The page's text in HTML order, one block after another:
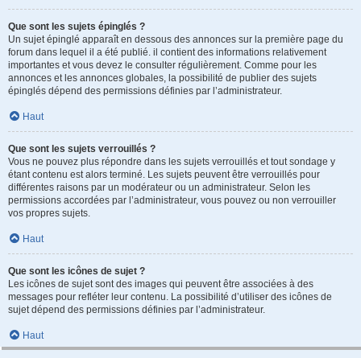
Que sont les sujets épinglés ?
Un sujet épinglé apparaît en dessous des annonces sur la première page du
forum dans lequel il a été publié. il contient des informations relativement
importantes et vous devez le consulter régulièrement. Comme pour les
annonces et les annonces globales, la possibilité de publier des sujets
épinglés dépend des permissions définies par l’administrateur.
Haut
Que sont les sujets verrouillés ?
Vous ne pouvez plus répondre dans les sujets verrouillés et tout sondage y
étant contenu est alors terminé. Les sujets peuvent être verrouillés pour
différentes raisons par un modérateur ou un administrateur. Selon les
permissions accordées par l’administrateur, vous pouvez ou non verrouiller
vos propres sujets.
Haut
Que sont les icônes de sujet ?
Les icônes de sujet sont des images qui peuvent être associées à des
messages pour refléter leur contenu. La possibilité d’utiliser des icônes de
sujet dépend des permissions définies par l’administrateur.
Haut